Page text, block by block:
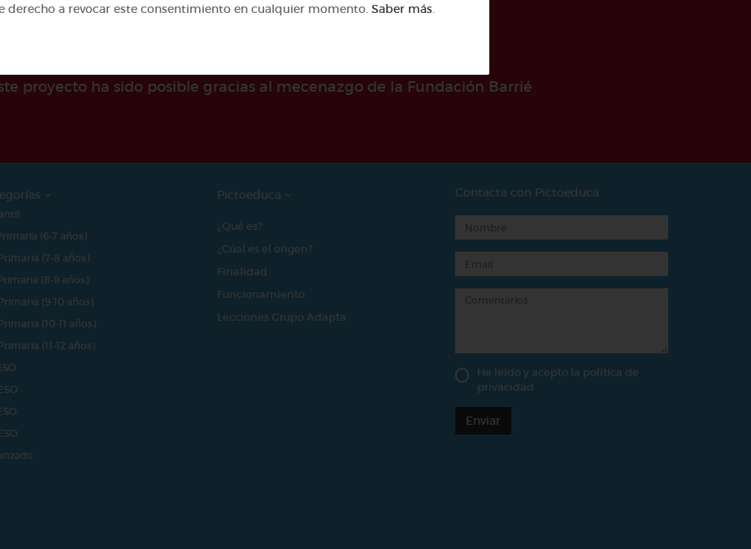
proyecto ha sido posible gracias al mecenazgo de la Fundación Barrié
(6-7 años)
(7-8 años)
(8-9 años)
(9-10 años)
(10-11 años)
(11-12 años)
Pictoeduca
¿Qué es?
¿Cúal es el origen?
Finalidad
Funcionamiento
Lecciones Grupo Adapta
Contacta con Pictoeduca
He leído y acepto la política de
privacidad
Enviar
derecho a revocar este consentimiento en cualquier momento. Saber más.